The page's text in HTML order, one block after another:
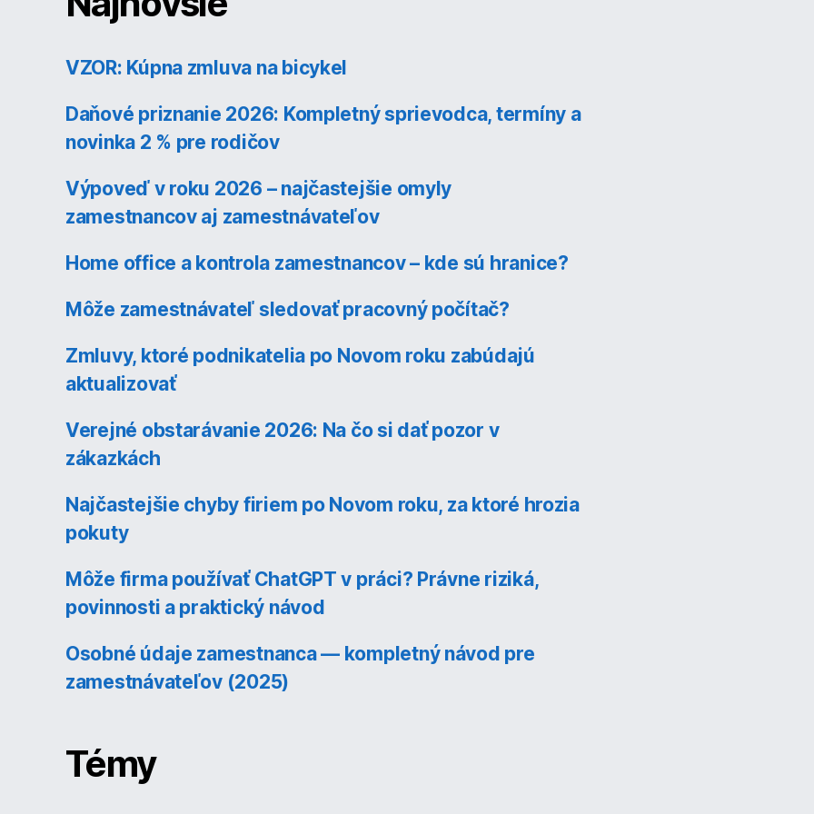
VZOR: Kúpna zmluva na bicykel
Daňové priznanie 2026: Kompletný sprievodca, termíny a
novinka 2 % pre rodičov
Výpoveď v roku 2026 – najčastejšie omyly
zamestnancov aj zamestnávateľov
Home office a kontrola zamestnancov – kde sú hranice?
Môže zamestnávateľ sledovať pracovný počítač?
Zmluvy, ktoré podnikatelia po Novom roku zabúdajú
aktualizovať
Verejné obstarávanie 2026: Na čo si dať pozor v
zákazkách
Najčastejšie chyby firiem po Novom roku, za ktoré hrozia
pokuty
Môže firma používať ChatGPT v práci? Právne riziká,
povinnosti a praktický návod
Osobné údaje zamestnanca — kompletný návod pre
zamestnávateľov (2025)
Témy